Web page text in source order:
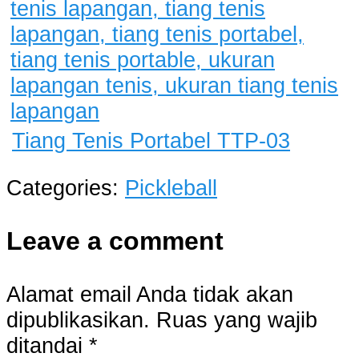
Tiang Tenis Portabel TTP-03
Categories: Pickleball
Leave a comment
Alamat email Anda tidak akan
dipublikasikan. Ruas yang wajib
ditandai *